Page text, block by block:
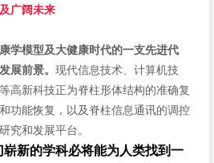
广阔未来
学模型及大健康时代的一支先进代
展前景。 现代信息技术、计算机技
高新科技正为脊柱形体结构的准确复
功能恢复，以及脊柱信息通讯的调控
究和发展平台。
新的学科必将能为人类找到一